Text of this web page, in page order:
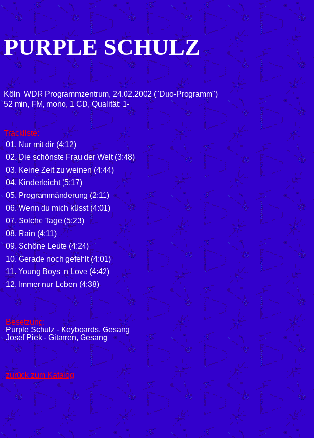
PURPLE SCHULZ
Köln, WDR Programmzentrum, 24.02.2002 ("Duo-Programm")
52 min, FM, mono, 1 CD, Qualität: 1-
Trackliste:
01. Nur mit dir (4:12)
02. Die schönste Frau der Welt (3:48)
03. Keine Zeit zu weinen (4:44)
04. Kinderleicht (5:17)
05. Programmänderung (2:11)
06. Wenn du mich küsst (4:01)
07. Solche Tage (5:23)
08. Rain (4:11)
09. Schöne Leute (4:24)
10. Gerade noch gefehlt (4:01)
11. Young Boys in Love (4:42)
12. Immer nur Leben (4:38)
Besetzung:
Purple Schulz - Keyboards, Gesang
Josef Piek - Gitarren, Gesang
zurück zum Katalog